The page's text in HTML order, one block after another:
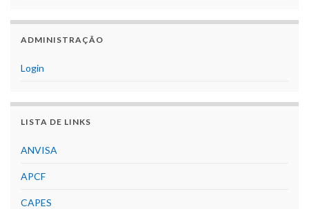
ADMINISTRAÇÃO
Login
LISTA DE LINKS
ANVISA
APCF
CAPES